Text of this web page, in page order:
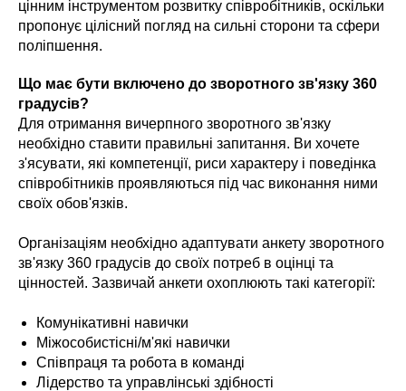
цінним інструментом розвитку співробітників, оскільки
пропонує цілісний погляд на сильні сторони та сфери
поліпшення.
Що має бути включено до зворотного зв'язку 360
градусів?
Для отримання вичерпного зворотного зв'язку
необхідно ставити правильні запитання. Ви хочете
з'ясувати, які компетенції, риси характеру і поведінка
співробітників проявляються під час виконання ними
своїх обов'язків.
Організаціям необхідно адаптувати анкету зворотного
зв'язку 360 градусів до своїх потреб в оцінці та
цінностей. Зазвичай анкети охоплюють такі категорії:
Комунікативні навички
Міжособистісні/м'які навички
Співпраця та робота в команді
Лідерство та управлінські здібності